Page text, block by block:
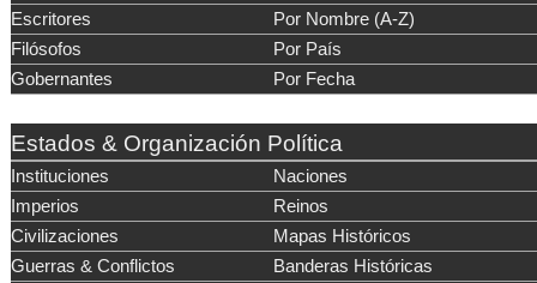
Escritores
Por Nombre (A-Z)
Filósofos
Por País
Gobernantes
Por Fecha
Estados & Organización Política
Instituciones
Naciones
Imperios
Reinos
Civilizaciones
Mapas Históricos
Guerras & Conflictos
Banderas Históricas